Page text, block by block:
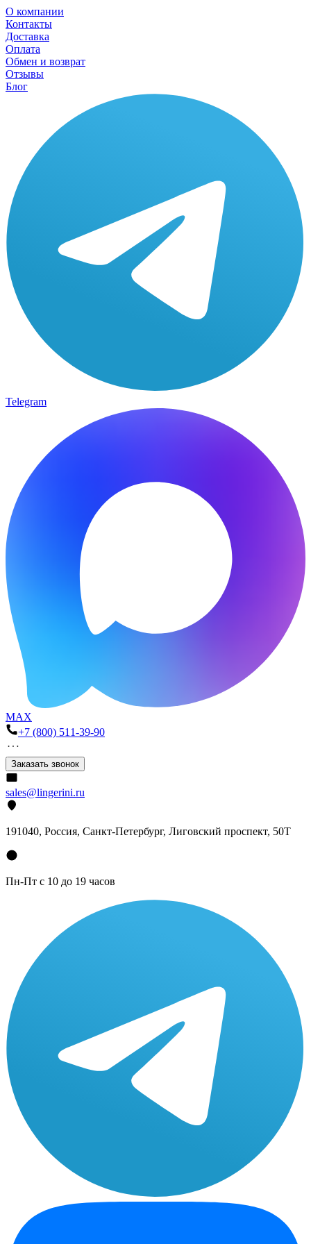
О компании
Контакты
Доставка
Оплата
Обмен и возврат
Отзывы
Блог
Telegram
MAX
+7 (800) 511-39-90
Заказать звонок
sales@lingerini.ru
191040, Россия, Санкт-Петербург, Лиговский проспект, 50Т
Пн-Пт с 10 до 19 часов